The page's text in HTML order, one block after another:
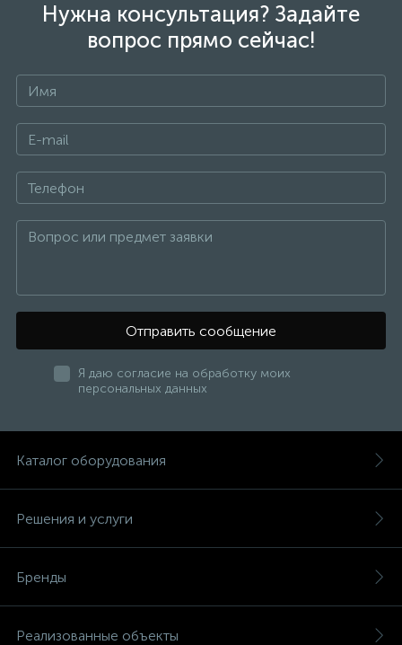
Нужна консультация? Задайте
вопрос прямо сейчас!
Отправить сообщение
Я даю согласие на обработку моих
персональных данных
Каталог оборудования
Решения и услуги
Бренды
Реализованные объекты